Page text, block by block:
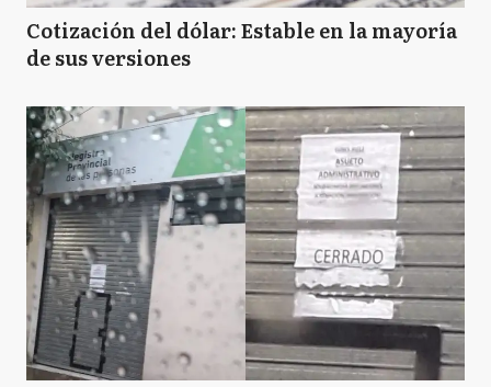
Cotización del dólar: Estable en la mayoría
de sus versiones